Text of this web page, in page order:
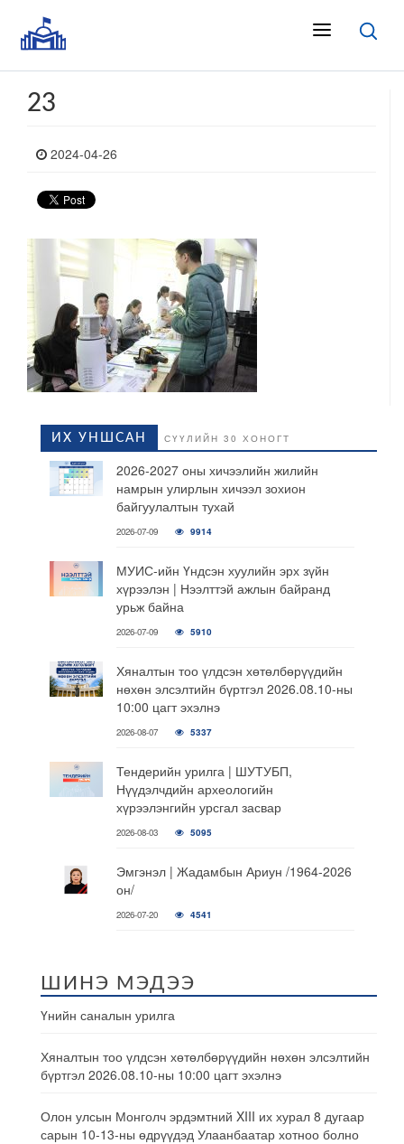
23
2024-04-26
ИХ УНШСАН СҮҮЛИЙН 30 ХОНОГТ
2026-2027 оны хичээлийн жилийн
намрын улирлын хичээл зохион
байгуулалтын тухай
2026-07-09 9914
МУИС-ийн Үндсэн хуулийн эрх зүйн
хүрээлэн | Нээлттэй ажлын байранд
урьж байна
2026-07-09 5910
Хяналтын тоо үлдсэн хөтөлбөрүүдийн
нөхөн элсэлтийн бүртгэл 2026.08.10-ны
10:00 цагт эхэлнэ
2026-08-07 5337
Тендерийн урилга | ШУТУБП,
Нүүдэлчдийн археологийн
хүрээлэнгийн урсгал засвар
2026-08-03 5095
Эмгэнэл | Жадамбын Ариун /1964-2026
он/
2026-07-20 4541
ШИНЭ МЭДЭЭ
Үнийн саналын урилга
Хяналтын тоо үлдсэн хөтөлбөрүүдийн нөхөн элсэлтийн
бүртгэл 2026.08.10-ны 10:00 цагт эхэлнэ
Олон улсын Монголч эрдэмтний XIII их хурал 8 дугаар
сарын 10-13-ны өдрүүдэд Улаанбаатар хотноо болно